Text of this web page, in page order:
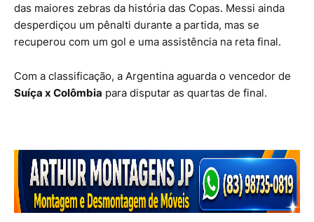
das maiores zebras da história das Copas. Messi ainda
desperdiçou um pênalti durante a partida, mas se
recuperou com um gol e uma assistência na reta final.
Com a classificação, a Argentina aguarda o vencedor de
Suíça x Colômbia para disputar as quartas de final.